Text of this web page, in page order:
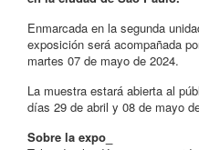
Enmarcada en la segunda
exposición será acompañada
martes 07 de mayo de 2024.
La muestra estará abierta al
días 29 de abril y 08 de mayo
Sobre la expo_